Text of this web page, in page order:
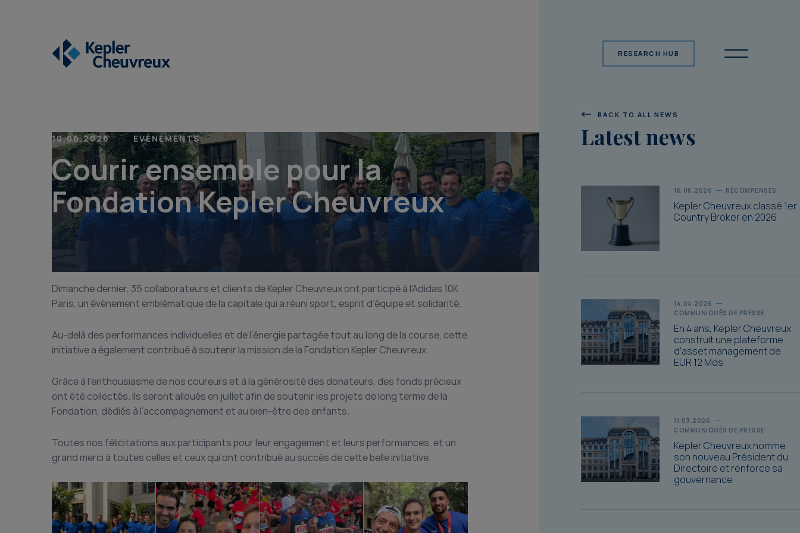
RESEARCH HUB
10.06.2026 EVÉNEMENTS
Courir ensemble pour la
Fondation Kepler Cheuvreux
Dimanche dernier, 35 collaborateurs et clients de Kepler Cheuvreux ont participé à l’Adidas 10K
Paris, un événement emblématique de la capitale qui a réuni sport, esprit d’équipe et solidarité.
Au-delà des performances individuelles et de l’énergie partagée tout au long de la course, cette
initiative a également contribué à soutenir la mission de la Fondation Kepler Cheuvreux.
Grâce à l’enthousiasme de nos coureurs et à la générosité des donateurs, des fonds précieux
ont été collectés. Ils seront alloués en juillet afin de soutenir les projets de long terme de la
Fondation, dédiés à l’accompagnement et au bien-être des enfants.
Toutes nos félicitations aux participants pour leur engagement et leurs performances, et un
grand merci à toutes celles et ceux qui ont contribué au succès de cette belle initiative.
BACK TO ALL NEWS
Latest news
16.06.2026 RÉCOMPENSES
Kepler Cheuvreux classé 1er
Country Broker en 2026
14.04.2026
COMMUNIQUÉS DE PRESSE
En 4 ans, Kepler Cheuvreux
construit une plateforme
d’asset management de
EUR 12 Mds
11.03.2026
COMMUNIQUÉS DE PRESSE
Kepler Cheuvreux nomme
son nouveau Président du
Directoire et renforce sa
gouvernance